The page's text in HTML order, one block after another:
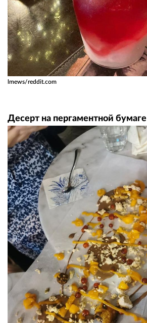
lmews/reddit.com
Десерт на пергаментной бумаге